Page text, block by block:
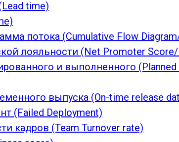
time)
потока (Cumulative Flow
лояльности (Net Promoter Score/
и выполненного (Planned
выпуска (On-time release
(Failed Deployment)
кадров (Team Turnover rate)